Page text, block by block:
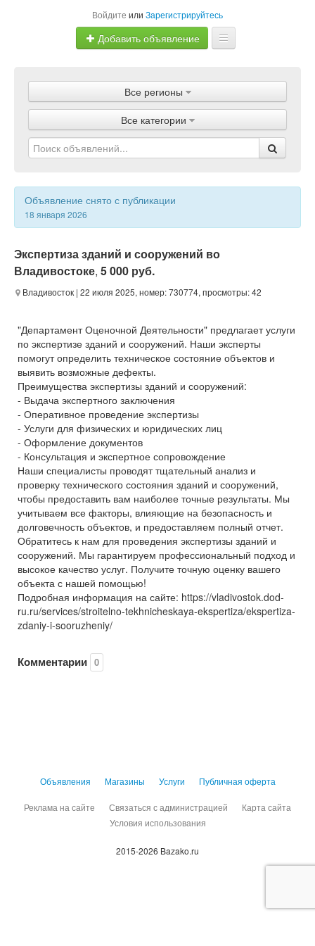
Войдите или Зарегистрируйтесь
Добавить объявление
Объявления
Магазины
Услуги
Статьи
Все регионы
Все категории
Объявление снято с публикации
18 января 2026
Экспертиза зданий и сооружений во
Владивостоке, 5 000 руб.
Владивосток | 22 июля 2025, номер: 730774, просмотры: 42
"Департамент Оценочной Деятельности" предлагает услуги
по экспертизе зданий и сооружений. Наши эксперты
помогут определить техническое состояние объектов и
выявить возможные дефекты.
Преимущества экспертизы зданий и сооружений:
- Выдача экспертного заключения
- Оперативное проведение экспертизы
- Услуги для физических и юридических лиц
- Оформление документов
- Консультация и экспертное сопровождение
Наши специалисты проводят тщательный анализ и
проверку технического состояния зданий и сооружений,
чтобы предоставить вам наиболее точные результаты. Мы
учитываем все факторы, влияющие на безопасность и
долговечность объектов, и предоставляем полный отчет.
Обратитесь к нам для проведения экспертизы зданий и
сооружений. Мы гарантируем профессиональный подход и
высокое качество услуг. Получите точную оценку вашего
объекта с нашей помощью!
Подробная информация на сайте: https://vladivostok.dod-
ru.ru/services/stroitelno-tekhnicheskaya-ekspertiza/ekspertiza-
zdaniy-i-sooruzheniy/
Комментарии 0
Объявления Магазины Услуги Публичная оферта
Реклама на сайте Связаться с администрацией
Карта сайта
Условия использования
2015-2026 Bazako.ru